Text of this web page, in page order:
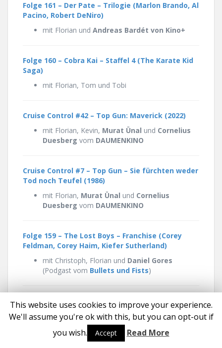
Folge 161 – Der Pate – Trilogie (Marlon Brando, Al
Pacino, Robert DeNiro)
mit Florian und Andreas Bardét von Kino+
Folge 160 – Cobra Kai – Staffel 4 (The Karate Kid
Saga)
mit Florian, Tom und Tobi
Cruise Control #42 – Top Gun: Maverick (2022)
mit Florian, Kevin, Murat Ünal und Cornelius
Duesberg vom DAUMENKINO
Cruise Control #7 – Top Gun – Sie fürchten weder
Tod noch Teufel (1986)
mit Florian, Murat Ünal und Cornelius
Duesberg vom DAUMENKINO
Folge 159 – The Lost Boys – Franchise (Corey
Feldman, Corey Haim, Kiefer Sutherland)
mit Christoph, Florian und Daniel Gores
(Podgast vom Bullets und Fists)
Special – Round Up Part 28 mit Top Gun:
Maverick, Elvis, Jurassic World 3, Doctor Strange
2, Lightyear, Everthing Everywhere All at Once
mit Florian, Micha und Tom
This website uses cookies to improve your experience.
We'll assume you're ok with this, but you can opt-out if
you wish.
Accept Read More